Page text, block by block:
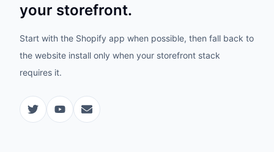
your storefront.
Start with the Shopify app when possible, then fall back to
the website install only when your storefront stack
requires it.